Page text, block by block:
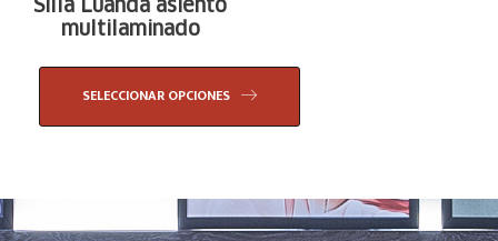
Silla Luanda asiento
multilaminado
SELECCIONAR OPCIONES